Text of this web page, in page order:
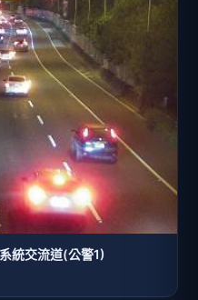
統交流道(公警1)